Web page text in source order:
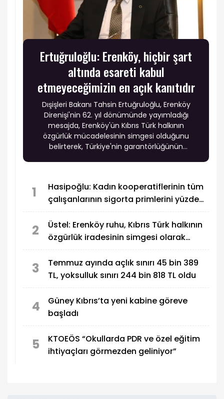
Ertuğruloğlu: Erenköy, hiçbir şart
altında esareti kabul
etmeyeceğimizin en açık kanıtıdır
Dışişleri Bakanı Tahsin Ertuğruloğlu, Erenköy
Direnişi'nin 62. yıl dönümünde yayımladığı
mesajda, Erenköy'ün Kıbrıs Türk halkının
özgürlük mücadelesinin simgesi olduğunu
belirterek, Türkiye'nin garantörlüğünün
1
Hasipoğlu: Kadın kooperatiflerinin tüm
çalışanlarının sigorta primlerini yüzde
2
Üstel: Erenköy ruhu, Kıbrıs Türk halkının
özgürlük iradesinin simgesi olarak
3
Temmuz ayında açlık sınırı 45 bin 389
TL, yoksulluk sınırı 244 bin 818 TL oldu
4
Güney Kıbrıs’ta yeni kabine göreve
başladı
5
KTOEÖS “Okullarda PDR ve özel eğitim
ihtiyaçları görmezden geliniyor”